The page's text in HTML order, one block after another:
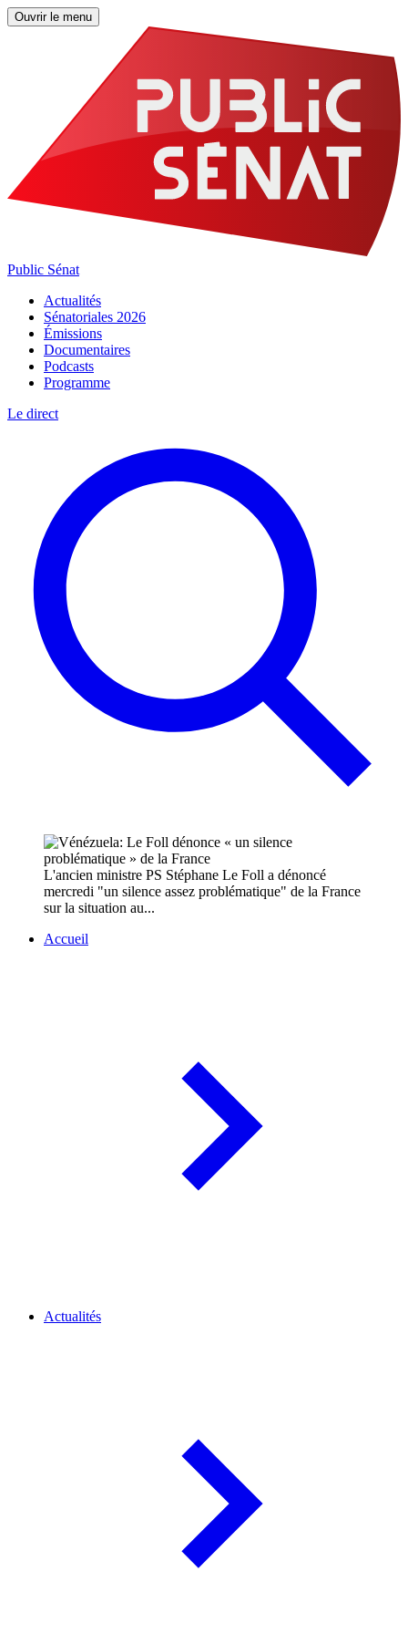
Ouvrir le menu
Public Sénat
Actualités
Sénatoriales 2026
Émissions
Documentaires
Podcasts
Programme
Le direct
L'ancien ministre PS Stéphane Le Foll a dénoncé
mercredi "un silence assez problématique" de la France
sur la situation au...
Accueil
Actualités